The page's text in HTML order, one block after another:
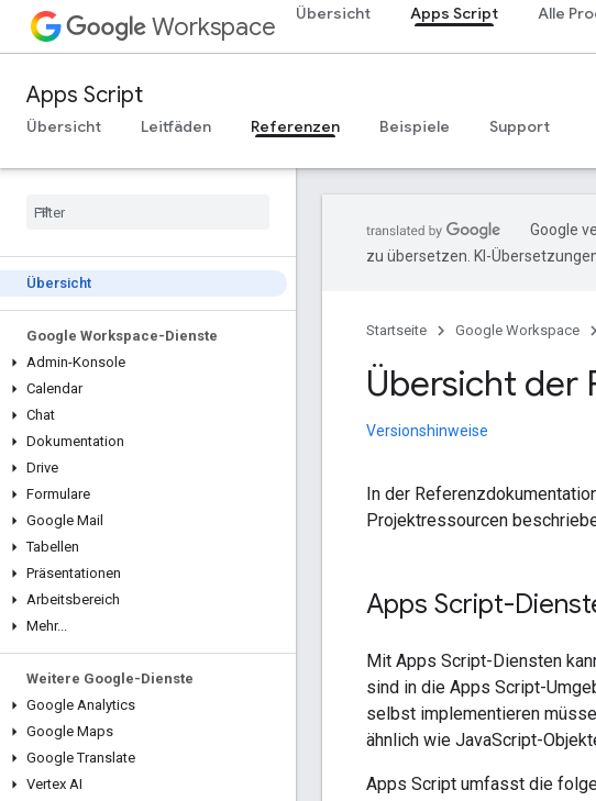
Workspace Übersicht Apps Script Alle
Apps Script
Übersicht Leitfäden Referenzen Beispiele Support
Übersicht
Google Workspace-Dienste
Admin-Konsole
Calendar
Chat
Dokumentation
Drive
Formulare
Google Mail
Tabellen
Präsentationen
Arbeitsbereich
Mehr...
Weitere Google-Dienste
Google Analytics
Google Maps
Google Translate
Vertex AI
Google
zu übersetzen. KI-
Startseite Google Workspace
Übersicht der
Versionshinweise
In der
Projektressourcen
Apps Script-
Mit Apps Script-Diensten
sind in die Apps Script-
selbst implementieren
ähnlich wie JavaScript-
Apps Script umfasst die